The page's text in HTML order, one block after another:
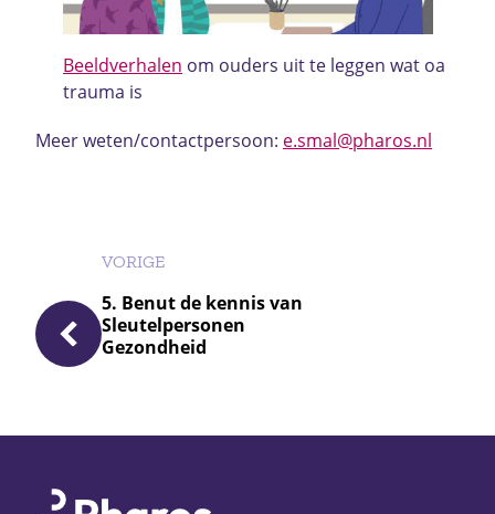
Beeldverhalen om ouders uit te leggen wat oa
trauma is
Meer weten/contactpersoon: e.smal@pharos.nl
VORIGE
5. Benut de kennis van
Sleutelpersonen
Gezondheid